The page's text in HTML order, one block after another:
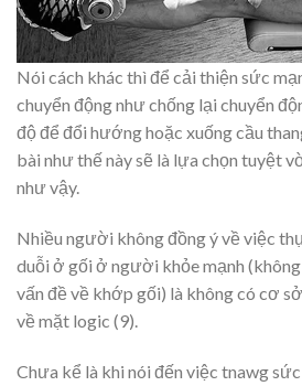
Nói cách khác thì để cải thiện sức
chuyển động như chống lại chuyển
độ để đổi hướng hoặc xuống cầu
bài như thế này sẽ là lựa chọn tuyệt
như vậy.
Nhiều người không đồng ý về việc
duỗi ở gối ở người khỏe mạnh
vấn đề về khớp gối) là không có cơ
về mặt logic (9).
Chưa kể là khi nói đến việc tnawg